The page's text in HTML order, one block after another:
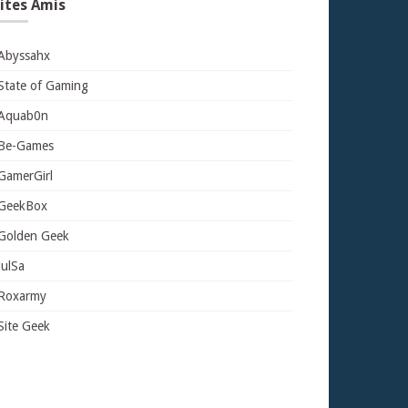
Amis
of Gaming
Games
Geek
Geek